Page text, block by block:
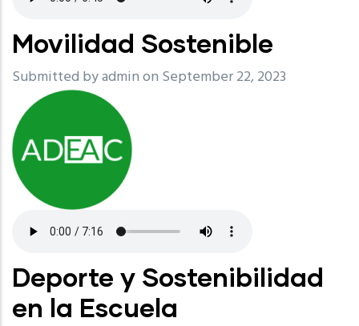
Movilidad Sostenible
Submitted byadminon September 22, 2023
Deporte y Sostenibilidad
en la Escuela